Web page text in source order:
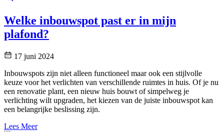
Welke inbouwspot past er in mijn
plafond?
17 juni 2024
Inbouwspots zijn niet alleen functioneel maar ook een stijlvolle
keuze voor het verlichten van verschillende ruimtes in huis. Of je nu
een renovatie plant, een nieuw huis bouwt of simpelweg je
verlichting wilt upgraden, het kiezen van de juiste inbouwspot kan
een belangrijke beslissing zijn.
Lees Meer